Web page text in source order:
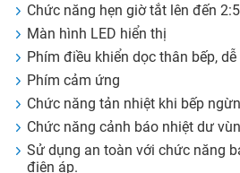
Chức năng hẹn giờ tắt lên đến
Màn hình LED hiển thị
Phím điều khiển dọc thân bếp,
Phím cảm ứng
Chức năng tản nhiệt khi bếp
Chức năng cảnh báo nhiệt dư
Sử dụng an toàn với chức năng
điện áp.